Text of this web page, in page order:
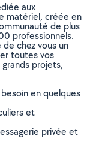
aux
matériel, créée en
de plus
professionnels.
chez vous un
toutes vos
projets,
en quelques
et
privée et